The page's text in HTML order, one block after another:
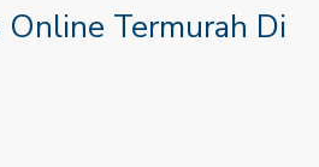
Termurah Di